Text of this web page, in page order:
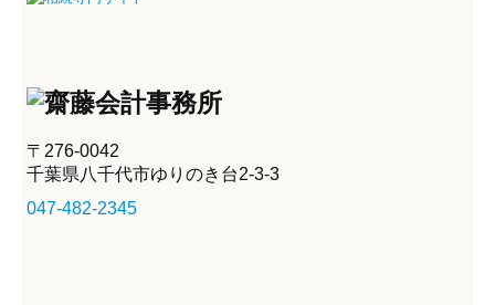
〒276-0042
千葉県八千代市ゆりのき台2-3-3
047-482-2345